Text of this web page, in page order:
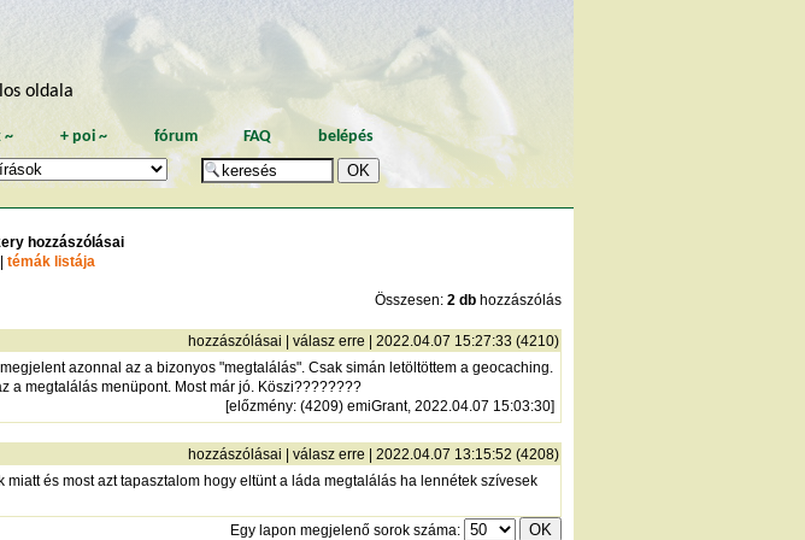
oldala
~ +poi~ fórum FAQ belépés
hozzászólásai
témák listája
Összesen: 2 db hozzászólás
hozzászólásai válasz erre | 2022.04.07 15:27:33 (4210)
azonnal az a bizonyos "megtalálás". Csak simán letöltöttem a geocaching.
a megtalálás menüpont. Most már jó. Köszi????????
[előzmény: (4209) emiGrant, 2022.04.07 15:03:30]
hozzászólásai válasz erre | 2022.04.07 13:15:52 (4208)
és most azt tapasztalom hogy eltünt a láda megtalálás ha lennétek szívesek
Egy lapon megjelenő sorok száma: